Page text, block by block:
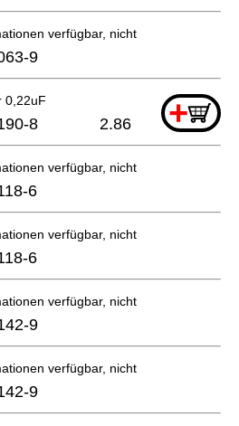
verfügbar, nicht bestellbar
9
0,22uF +
8 2.86
verfügbar, nicht bestellbar
6
verfügbar, nicht bestellbar
6
verfügbar, nicht bestellbar
9
verfügbar, nicht bestellbar
9